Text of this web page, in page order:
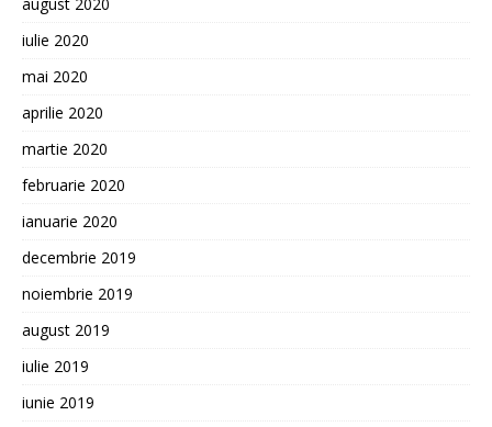
iulie 2020
mai 2020
aprilie 2020
martie 2020
februarie 2020
ianuarie 2020
decembrie 2019
noiembrie 2019
august 2019
iulie 2019
iunie 2019